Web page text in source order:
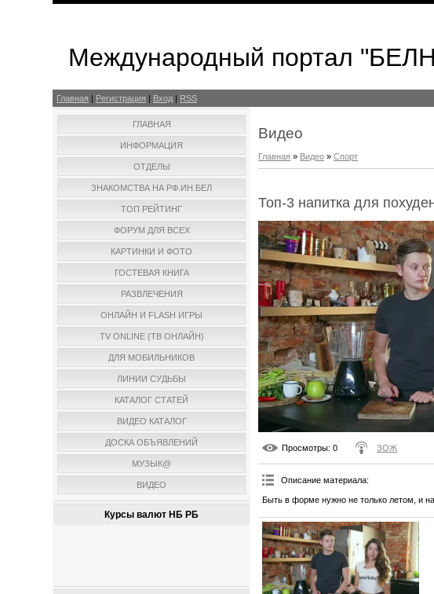
Международный портал
Главная | Регистрация | Вход | RSS
ГЛАВНАЯ
ИНФОРМАЦИЯ
ОТДЕЛЫ
ЗНАКОМСТВА НА РФ.ИН.БЕЛ
ТОП РЕЙТИНГ
ФОРУМ ДЛЯ ВСЕХ
КАРТИНКИ И ФОТО
ГОСТЕВАЯ КНИГА
РАЗВЛЕЧЕНИЯ
ОНЛАЙН И FLASH ИГРЫ
TV ONLINE (ТВ ОНЛАЙН)
ДЛЯ МОБИЛЬНИКОВ
ЛИНИИ СУДЬБЫ
КАТАЛОГ СТАТЕЙ
ВИДЕО КАТАЛОГ
ДОСКА ОБЪЯВЛЕНИЙ
МУЗЫК@
ВИДЕО
Курсы валют НБ РБ
Видео
Главная » Видео »Спорт
Топ-3 напитка для
Просмотры: 0 ЗОЖ
Описание материала:
Быть в форме нужно не только летом, и